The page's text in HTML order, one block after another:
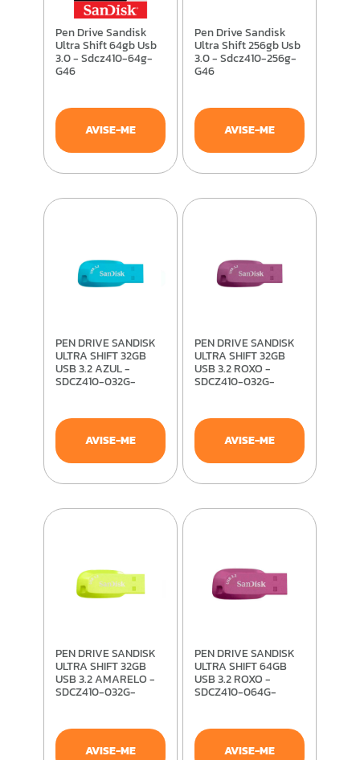
Pen Drive Sandisk
Ultra Shift 64gb Usb
3.0 - Sdcz410-64g-
G46
AVISE-ME
Pen Drive Sandisk
Ultra Shift 256gb Usb
3.0 - Sdcz410-256g-
G46
AVISE-ME
PEN DRIVE SANDISK
ULTRA SHIFT 32GB
USB 3.2 AZUL -
SDCZ410-032G-
AVISE-ME
PEN DRIVE SANDISK
ULTRA SHIFT 32GB
USB 3.2 ROXO -
SDCZ410-032G-
AVISE-ME
PEN DRIVE SANDISK
ULTRA SHIFT 32GB
USB 3.2 AMARELO -
SDCZ410-032G-
AVISE-ME
PEN DRIVE SANDISK
ULTRA SHIFT 64GB
USB 3.2 ROXO -
SDCZ410-064G-
AVISE-ME